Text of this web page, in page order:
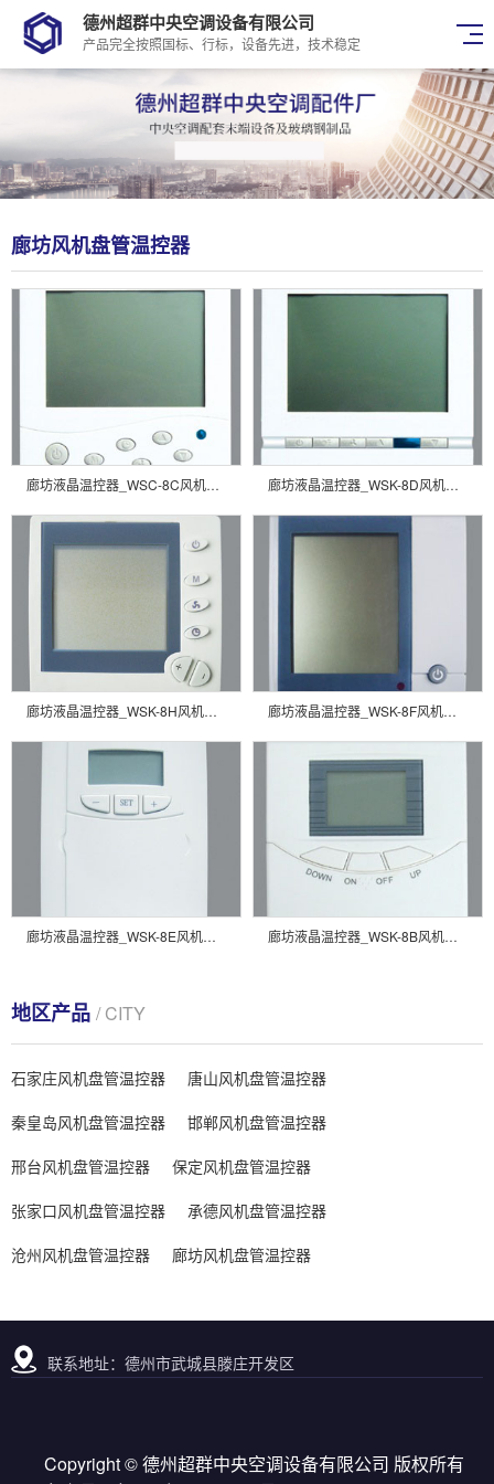
德州超群中央空调设备有限公司
产品完全按照国标、行标，设备先进，技术稳定
廊坊风机盘管温控器
廊坊液晶温控器_WSC-8C风机盘管温控器 廊坊液晶温控器_WSK-8D风机盘管温控器
廊坊液晶温控器_WSK-8H风机盘管温控器 廊坊液晶温控器_WSK-8F风机盘管温控器
廊坊液晶温控器_WSK-8E风机盘管温控器 廊坊液晶温控器_WSK-8B风机盘管温控器
地区产品 / CITY
石家庄风机盘管温控器
唐山风机盘管温控器
秦皇岛风机盘管温控器
邯郸风机盘管温控器
邢台风机盘管温控器
保定风机盘管温控器
张家口风机盘管温控器
承德风机盘管温控器
沧州风机盘管温控器
廊坊风机盘管温控器
联系地址：德州市武城县滕庄开发区
Copyright © 德州超群中央空调设备有限公司 版权所有